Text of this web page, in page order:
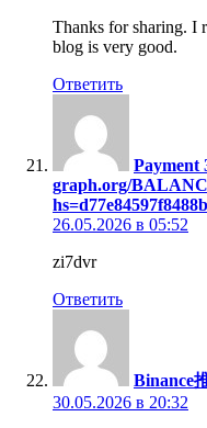
Thanks for sharing. I
blog is very good.
Ответить
Payment
graph.org/
26.05.2026 в 05:52
zi7dvr
Ответить
Binance
30.05.2026 в 20:32